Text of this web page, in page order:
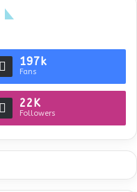
197k
Fans
22K
Followers